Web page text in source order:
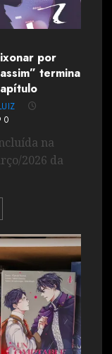
por
termina
0
na
2026 da